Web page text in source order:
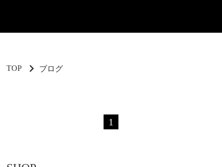
TOP ブログ
1